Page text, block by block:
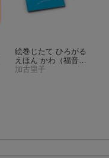
絵巻じたて ひろがる
えほん かわ （福音館
の単行本）
加古里子